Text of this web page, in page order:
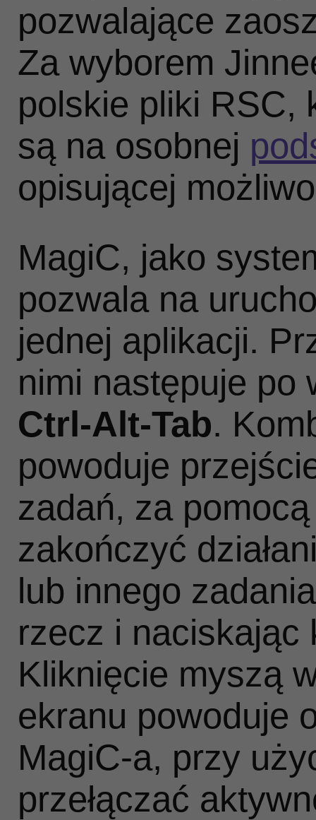
pozwalające
Za wyborem
polskie pliki RSC,
są na osobnej
opisującej
MagiC, jako
pozwala na
jednej aplikacji.
nimi następuje po
Ctrl‑Alt‑Tab.
powoduje
zadań, za
zakończyć
lub innego
rzecz i naciskając
Kliknięcie myszą
ekranu powoduje
MagiC‑a, przy
przełączać